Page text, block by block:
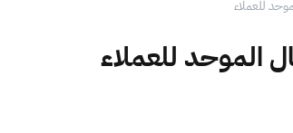
للعملاء
الموحد للعملاء